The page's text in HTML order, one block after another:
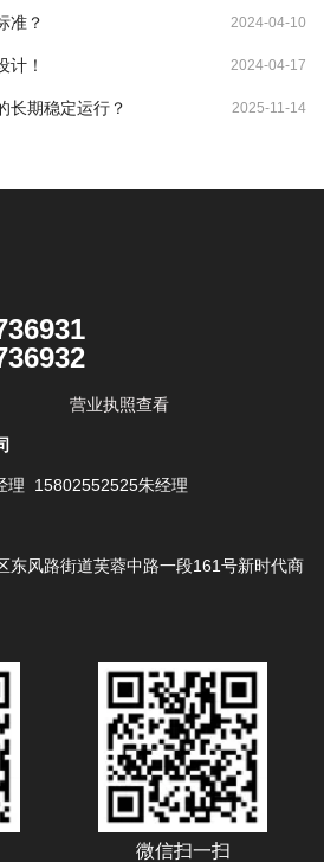
2024-04-10
准？
2024-04-17
计！
2025-11-14
长期稳定运行？
营业执照查看
理 15802552525朱经理
东风路街道芙蓉中路一段161号新时代商
微信扫一扫